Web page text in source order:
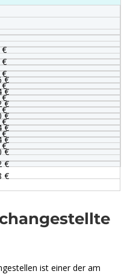
€
€
€
€
€
€
€
€
€
ist einer der am